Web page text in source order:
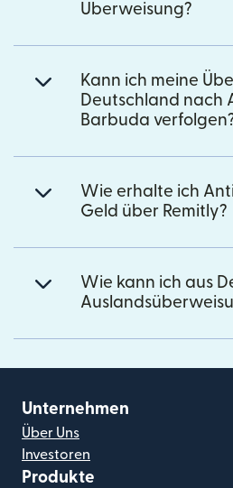
Überweisung?
Kann ich meine
Deutschland nach
Barbuda
Wie erhalte ich
Geld über Remitly?
Wie kann ich aus
Unternehmen
Über Uns
Investoren
Produkte